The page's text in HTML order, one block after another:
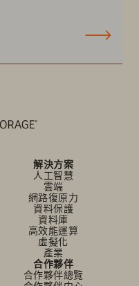
解決方案
人工智慧
雲端
網路復原力
資料保護
資料庫
高效能運算
虛擬化
產業
合作夥伴
合作夥伴總覽